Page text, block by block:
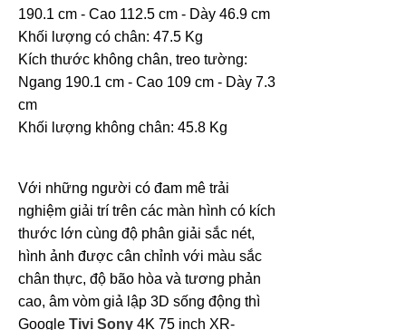
190.1 cm - Cao 112.5 cm - Dày 46.9 cm
Khối lượng có chân: 47.5 Kg
Kích thước không chân, treo tường:
Ngang 190.1 cm - Cao 109 cm - Dày 7.3
cm
Khối lượng không chân: 45.8 Kg
Với những người có đam mê trải
nghiệm giải trí trên các màn hình có kích
thước lớn cùng độ phân giải sắc nét,
hình ảnh được cân chỉnh với màu sắc
chân thực, độ bão hòa và tương phản
cao, âm vòm giả lập 3D sống động thì
Google Tivi Sony 4K 75 inch XR-